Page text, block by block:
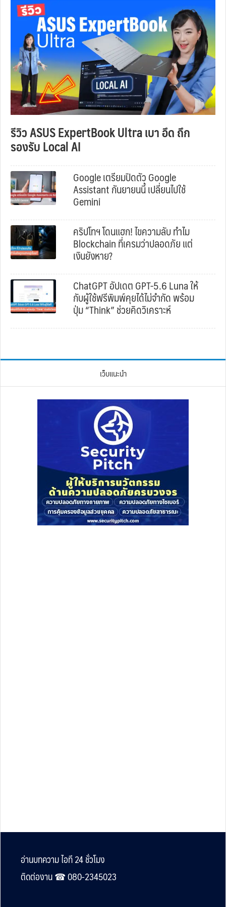
รีวิว ASUS ExpertBook Ultra เบา อึด ถึก
รองรับ Local AI
Google เตรียมปิดตัว Google
Assistant กันยายนนี้ เปลี่ยนไปใช้
Gemini
คริปโทฯ โดนแฮก! ไขความลับ ทำไม
Blockchain ที่เครมว่าปลอดภัย แต่
เงินยังหาย?
ChatGPT อัปเดต GPT-5.6 Luna ให้
กับผู้ใช้ฟรีพิมพ์คุยได้ไม่จำกัด พร้อม
ปุ่ม “Think” ช่วยคิดวิเคราะห์
เว็บแนะนำ
Footer
อ่านบทความ ไอที 24 ชั่วโมง
ติดต่องาน ☎︎ 080-2345023